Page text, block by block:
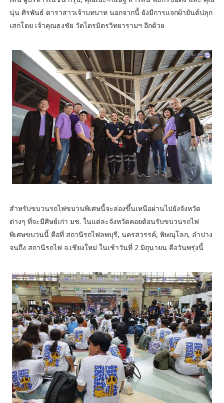
นุ่น ศิรพันธ์ ดาราสาวเจ้าบทบาท นอกจากนี้ ยังมีการแจกผ้ายันต์ปลุก
เสกโดย เจ้าคุณธงชัย วัดไตรมิตรวิทยารามฯ อีกด้วย
สำหรับขบวนรถไฟขบวนพิเศษนี้จะล่องขึ้นเหนือผ่านไปยังจังหวัด
ต่างๆ ที่จะมีศิษย์เก่า มช. ในแต่ละจังหวัดคอยต้อนรับขบวนรถไฟ
พิเศษขบวนนี้ คือที่ สถานีรถไฟลพบุรี, นครสวรรค์, พิษณุโลก, ลำปาง
จนถึง สถานีรถไฟ จ.เชียงใหม่ ในเช้าวันที่ 2 มิถุนายน คือวันพรุ่งนี้